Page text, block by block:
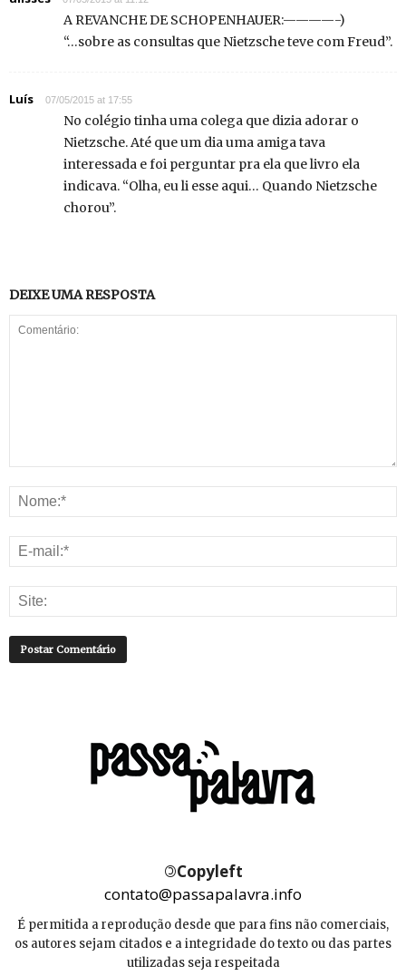
A REVANCHE DE SCHOPENHAUER:————-)
“…sobre as consultas que Nietzsche teve com Freud”.
Luís 07/05/2015 at 17:55
No colégio tinha uma colega que dizia adorar o
Nietzsche. Até que um dia uma amiga tava
interessada e foi perguntar pra ela que livro ela
indicava. “Olha, eu li esse aqui… Quando Nietzsche
chorou”.
DEIXE UMA RESPOSTA
©Copyleft
contato@passapalavra.info
É permitida a reprodução desde que para fins não comerciais,
os autores sejam citados e a integridade do texto ou das partes
utilizadas seja respeitada